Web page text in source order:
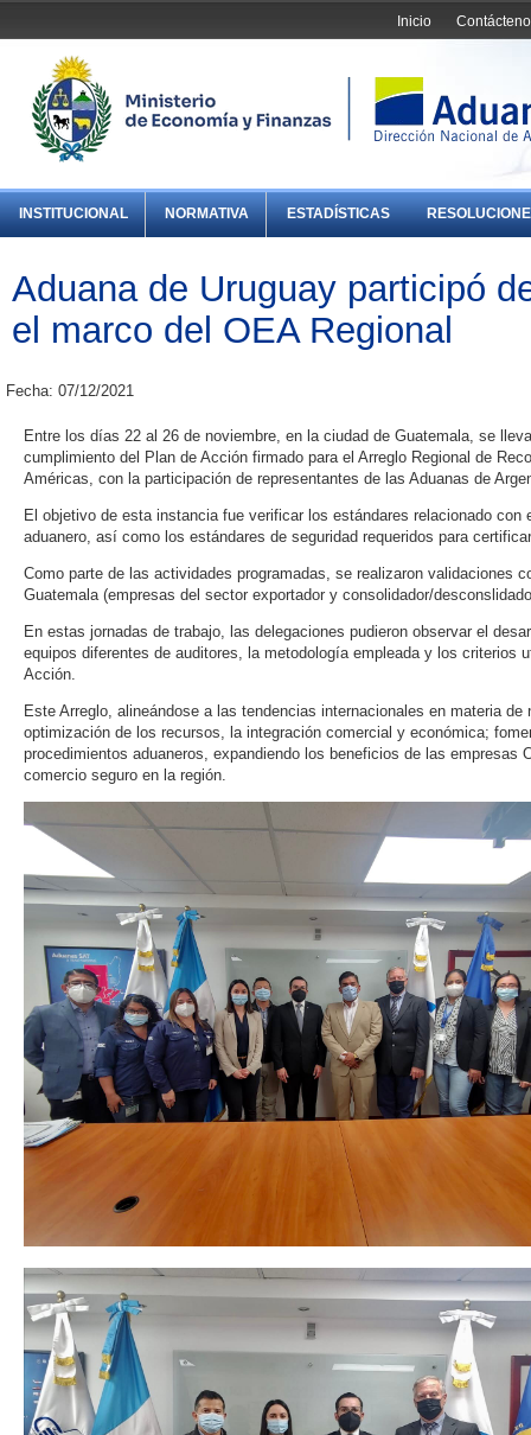
Inicio
INSTITUCIONAL NORMATIVA ESTADÍSTICAS
Aduana de Uruguay participó
el marco del OEA Regional
Fecha: 07/12/2021
Entre los días 22 al 26 de noviembre, en la ciudad de Guatemala, se
cumplimiento del Plan de Acción firmado para el Arreglo Regional de
Américas, con la participación de representantes de las Aduanas de
El objetivo de esta instancia fue verificar los estándares relacionado
aduanero, así como los estándares de seguridad requeridos para
Como parte de las actividades programadas, se realizaron validaciones
Guatemala (empresas del sector exportador y consolidador/
En estas jornadas de trabajo, las delegaciones pudieron observar el
equipos diferentes de auditores, la metodología empleada y los criterios
Acción.
Este Arreglo, alineándose a las tendencias internacionales en materia
optimización de los recursos, la integración comercial y económica;
procedimientos aduaneros, expandiendo los beneficios de las
comercio seguro en la región.